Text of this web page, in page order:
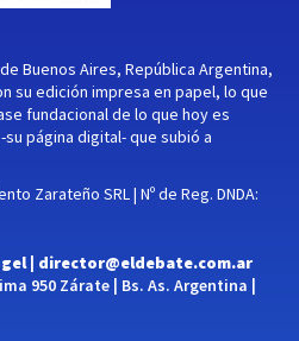
Buenos Aires, República Argentina,
su edición impresa en papel, lo que
fundacional de lo que hoy es
su página digital- que subió a
Zarateño SRL | Nº de Reg. DNDA:
| director@eldebate.com.ar
950 Zárate | Bs. As. Argentina |